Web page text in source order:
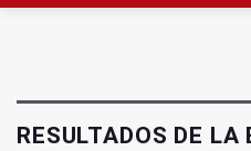
RESULTADOS DE LA